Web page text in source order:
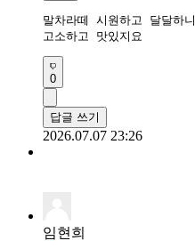
말차라떼 시원하고 달달하니
고소하고 맛있지요
0
답글 쓰기
2026.07.07 23:26
임현희